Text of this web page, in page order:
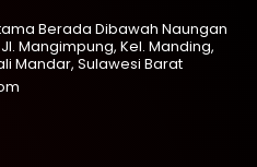
Berada Dibawah Naungan
Mangimpung, Kel. Manding,
Mandar, Sulawesi Barat